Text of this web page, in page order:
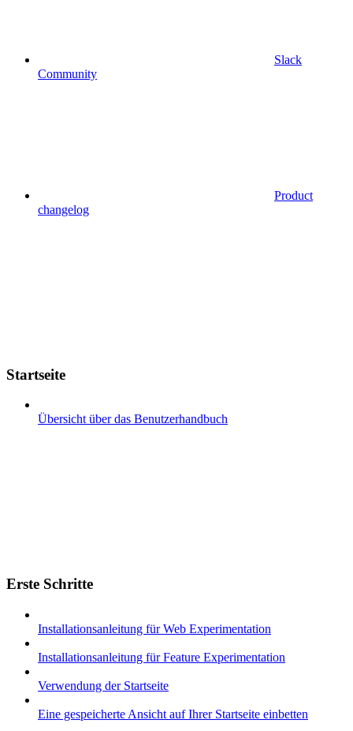
Slack
Community
Product
changelog
Startseite
Übersicht über das Benutzerhandbuch
Erste Schritte
Installationsanleitung für Web Experimentation
Installationsanleitung für Feature Experimentation
Verwendung der Startseite
Eine gespeicherte Ansicht auf Ihrer Startseite einbetten